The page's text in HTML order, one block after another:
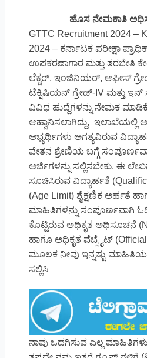
ಹೊಸ ನೇಮಕಾತಿ
GTTC Recruitment 2024 –
2024 – ಕರ್ನಾಟಕ ಪರೀಕ್ಷಾ
ಉಪಕರಣಾಗಾರ ಮತ್ತು ತರಬೇತಿ
ಲೆಕ್ಚರ್, ಇಂಜಿನಿಯರ್, ಆಫೀಸ್
ಟೆಕ್ನಿಷಿಯನ್ ಗ್ರೇಡ್-IV ಮತ್ತು ಇನ್
ವಿವಿಧ ಹುದ್ದೆಗಳನ್ನು ನೇಮಕ
ಆಹ್ವಾನಿಸಲಾಗಿದ್ದು, ಇಲಾಖೆಯಲ್ಲಿ
ಅಭ್ಯರ್ಥಿಗಳು ಅಗತ್ಯವಿರುವ
ವೇತನ ಶ್ರೇಣಿಯ ಬಗ್ಗೆ
ಅರ್ಜಿಗಳನ್ನು ಸಲ್ಲಿಸಬೇಕು. ಈ
ಸೂಚಿಸಿರುವ ವಿದ್ಯಾರ್ಹತೆ
(Age Limit) ಶೈಕ್ಷಣಿಕ ಅರ್ಹತೆ
ಮಾಹಿತಿಗಳನ್ನು ಸಂಪೂರ್ಣವಾಗಿ
ಕೊಟ್ಟಿರುವ ಅಧಿಕೃತ ಅಧಿಸೂಚನೆ
ಹಾಗೂ ಅಧಿಕೃತ ವೆಬ್ಸೈಟ್
ಮೂಲಕ ನೀವು ಇನ್ನಷ್ಟು
ಸಲ್ಲಿಸಿ
ನಾವು ಒದಗಿಸುವ ಎಲ್ಲ ಮಾಹಿತಿಗಳು